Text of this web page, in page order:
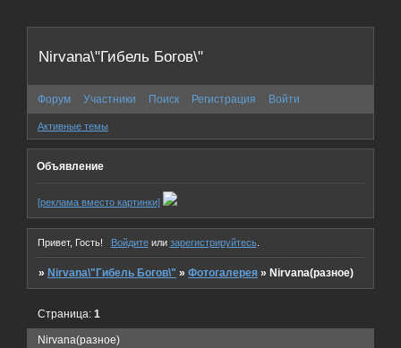
Nirvana\"Гибель Богов\"
Форум Участники Поиск Регистрация Войти
Активные темы
Объявление
[реклама вместо картинки]
Привет, Гость! Войдитеили зарегистрируйтесь.
» Nirvana\"Гибель Богов\" »Фотогалерея » Nirvana(разное)
Nirvana(разное)
Страница:1